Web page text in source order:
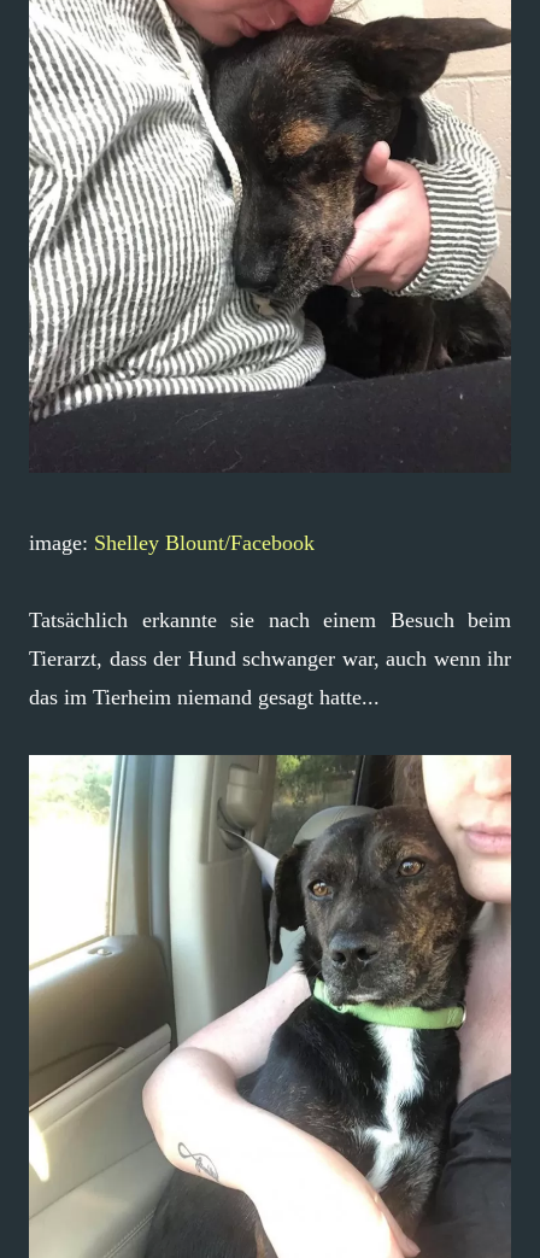
image: Shelley Blount/Facebook
Tatsächlich erkannte sie nach einem Besuch beim
Tierarzt, dass der Hund schwanger war, auch wenn ihr
das im Tierheim niemand gesagt hatte...